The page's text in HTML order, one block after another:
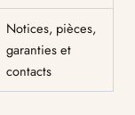
Notices, pièces,
garanties et
contacts